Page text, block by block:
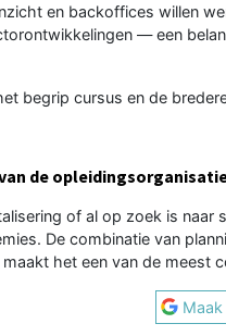
en backoffices willen
— een
begrip cursus en de
de
of al op zoek is naar
De combinatie van
het een van de meest
Maak